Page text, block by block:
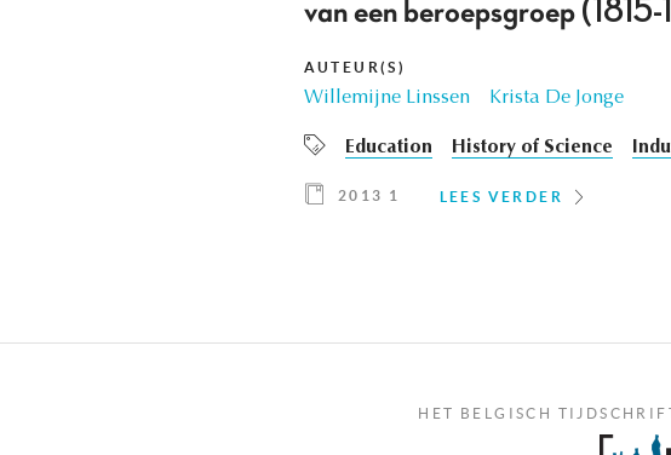
van een beroepsgroep
AUTEUR(S)
Willemijne Linssen Krista De Jonge
Education History of Science
2013 1 LEES VERDER
HET BELGISCH